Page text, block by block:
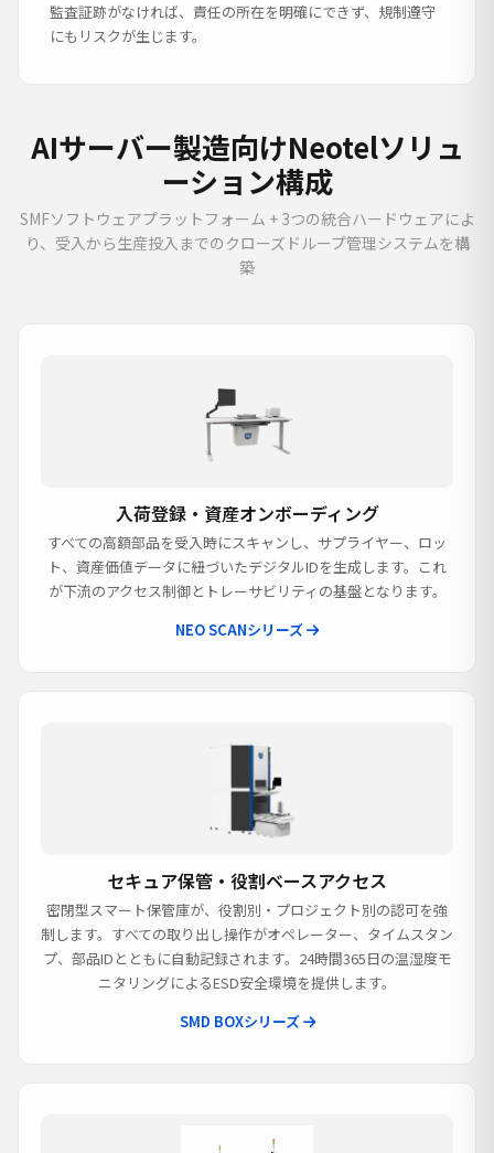
監査証跡がなければ、責任の所在を明確にできず、規制遵守
にもリスクが生じます。
AIサーバー製造向けNeotelソリュ
ーション構成
SMFソフトウェアプラットフォーム + 3つの統合ハードウェアによ
り、受入から生産投入までのクローズドループ管理システムを構
築
入荷登録・資産オンボーディング
すべての高額部品を受入時にスキャンし、サプライヤー、ロッ
ト、資産価値データに紐づいたデジタルIDを生成します。これ
が下流のアクセス制御とトレーサビリティの基盤となります。
NEO SCANシリーズ
セキュア保管・役割ベースアクセス
密閉型スマート保管庫が、役割別・プロジェクト別の認可を強
制します。すべての取り出し操作がオペレーター、タイムスタン
プ、部品IDとともに自動記録されます。24時間365日の温湿度モ
ニタリングによるESD安全環境を提供します。
SMD BOXシリーズ